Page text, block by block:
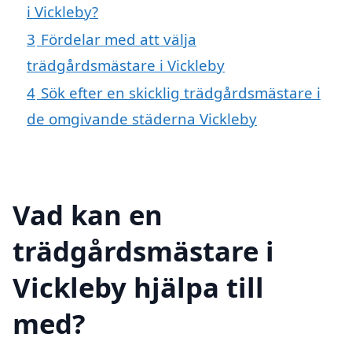
i Vickleby?
3 Fördelar med att välja
trädgårdsmästare i Vickleby
4 Sök efter en skicklig trädgårdsmästare i
de omgivande städerna Vickleby
Vad kan en
trädgårdsmästare i
Vickleby hjälpa till
med?